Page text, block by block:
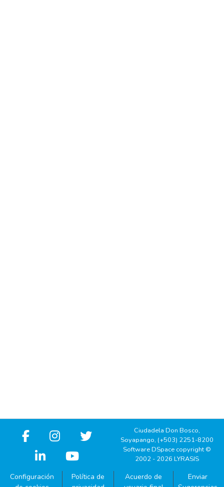
Ciudadela Don Bosco,
Soyapango, (+503) 2251-8200
Software DSpace copyright ©
2002 - 2026 LYRASIS
Configuración
Política de
Acuerdo de
Enviar